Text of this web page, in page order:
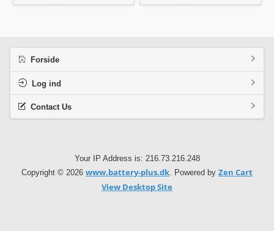
Forside
Log ind
Contact Us
Your IP Address is: 216.73.216.248
Copyright © 2026 www.battery-plus.dk. Powered by Zen Cart
View Desktop Site